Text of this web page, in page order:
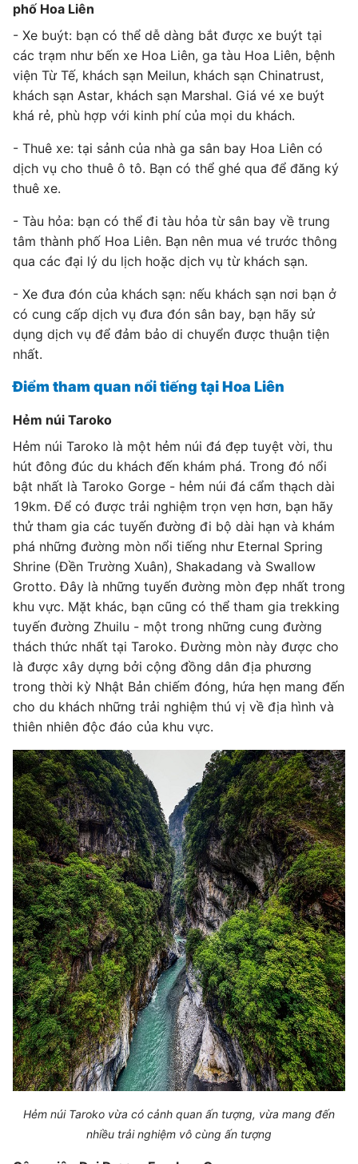
phố Hoa Liên
- Xe buýt: bạn có thể dễ dàng bắt được xe buýt tại
các trạm như bến xe Hoa Liên, ga tàu Hoa Liên, bệnh
viện Từ Tế, khách sạn Meilun, khách sạn Chinatrust,
khách sạn Astar, khách sạn Marshal. Giá vé xe buýt
khá rẻ, phù hợp với kinh phí của mọi du khách.
- Thuê xe: tại sảnh của nhà ga sân bay Hoa Liên có
dịch vụ cho thuê ô tô. Bạn có thể ghé qua để đăng ký
thuê xe.
- Tàu hỏa: bạn có thể đi tàu hỏa từ sân bay về trung
tâm thành phố Hoa Liên. Bạn nên mua vé trước thông
qua các đại lý du lịch hoặc dịch vụ từ khách sạn.
- Xe đưa đón của khách sạn: nếu khách sạn nơi bạn ở
có cung cấp dịch vụ đưa đón sân bay, bạn hãy sử
dụng dịch vụ để đảm bảo di chuyển được thuận tiện
nhất.
Điểm tham quan nổi tiếng tại Hoa Liên
Hẻm núi Taroko
Hẻm núi Taroko là một hẻm núi đá đẹp tuyệt vời, thu
hút đông đúc du khách đến khám phá. Trong đó nổi
bật nhất là Taroko Gorge - hẻm núi đá cẩm thạch dài
19km. Để có được trải nghiệm trọn vẹn hơn, bạn hãy
thử tham gia các tuyến đường đi bộ dài hạn và khám
phá những đường mòn nổi tiếng như Eternal Spring
Shrine (Đền Trường Xuân), Shakadang và Swallow
Grotto. Đây là những tuyến đường mòn đẹp nhất trong
khu vực. Mặt khác, bạn cũng có thể tham gia trekking
tuyến đường Zhuilu - một trong những cung đường
thách thức nhất tại Taroko. Đường mòn này được cho
là được xây dựng bởi cộng đồng dân địa phương
trong thời kỳ Nhật Bản chiếm đóng, hứa hẹn mang đến
cho du khách những trải nghiệm thú vị về địa hình và
thiên nhiên độc đáo của khu vực.
Hẻm núi Taroko vừa có cảnh quan ấn tượng, vừa mang đến
nhiều trải nghiệm vô cùng ấn tượng